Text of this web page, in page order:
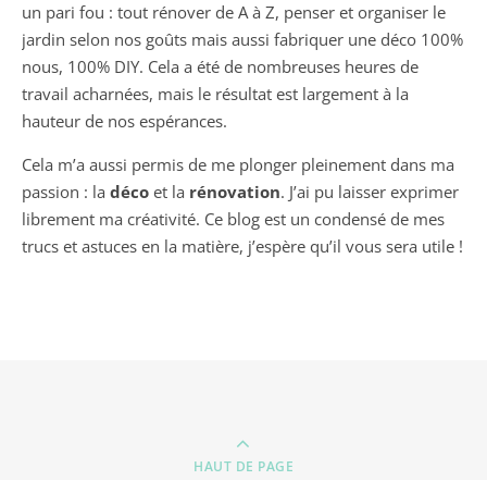
un pari fou : tout rénover de A à Z, penser et organiser le
jardin selon nos goûts mais aussi fabriquer une déco 100%
nous, 100% DIY. Cela a été de nombreuses heures de
travail acharnées, mais le résultat est largement à la
hauteur de nos espérances.
Cela m’a aussi permis de me plonger pleinement dans ma
passion : la déco et la rénovation. J’ai pu laisser exprimer
librement ma créativité. Ce blog est un condensé de mes
trucs et astuces en la matière, j’espère qu’il vous sera utile !
HAUT DE PAGE